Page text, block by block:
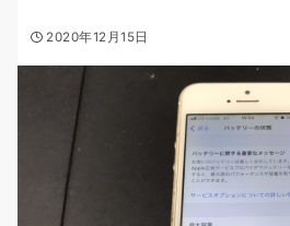
2020年12月15日